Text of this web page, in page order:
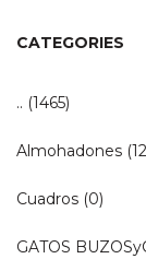
CATEGORIES
.. (1465)
Almohadones
Cuadros (0)
GATOS